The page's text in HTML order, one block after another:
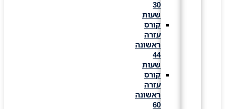
שעות
קורס
עזרה
ראשונה
שעות
קורס
עזרה
ראשונה